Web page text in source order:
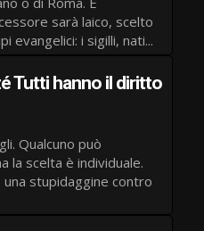
tra un gruppo di votati ai principi evangelici: i sigilli, nati...
Tutti hanno il diritto